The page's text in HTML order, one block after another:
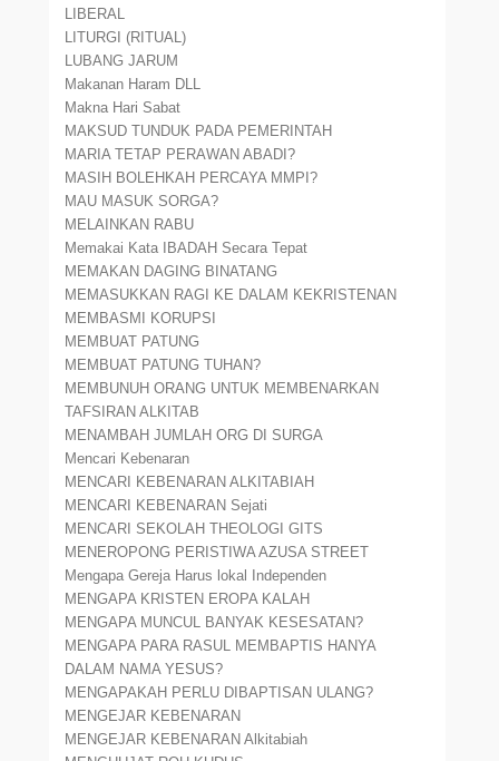
LIBERAL
LITURGI (RITUAL)
LUBANG JARUM
Makanan Haram DLL
Makna Hari Sabat
MAKSUD TUNDUK PADA PEMERINTAH
MARIA TETAP PERAWAN ABADI?
MASIH BOLEHKAH PERCAYA MMPI?
MAU MASUK SORGA?
MELAINKAN RABU
Memakai Kata IBADAH Secara Tepat
MEMAKAN DAGING BINATANG
MEMASUKKAN RAGI KE DALAM KEKRISTENAN
MEMBASMI KORUPSI
MEMBUAT PATUNG
MEMBUAT PATUNG TUHAN?
MEMBUNUH ORANG UNTUK MEMBENARKAN
TAFSIRAN ALKITAB
MENAMBAH JUMLAH ORG DI SURGA
Mencari Kebenaran
MENCARI KEBENARAN ALKITABIAH
MENCARI KEBENARAN Sejati
MENCARI SEKOLAH THEOLOGI GITS
MENEROPONG PERISTIWA AZUSA STREET
Mengapa Gereja Harus lokal Independen
MENGAPA KRISTEN EROPA KALAH
MENGAPA MUNCUL BANYAK KESESATAN?
MENGAPA PARA RASUL MEMBAPTIS HANYA
DALAM NAMA YESUS?
MENGAPAKAH PERLU DIBAPTISAN ULANG?
MENGEJAR KEBENARAN
MENGEJAR KEBENARAN Alkitabiah